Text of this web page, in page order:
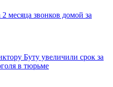
месяца звонков домой за
Буту увеличили срок за
в тюрьме